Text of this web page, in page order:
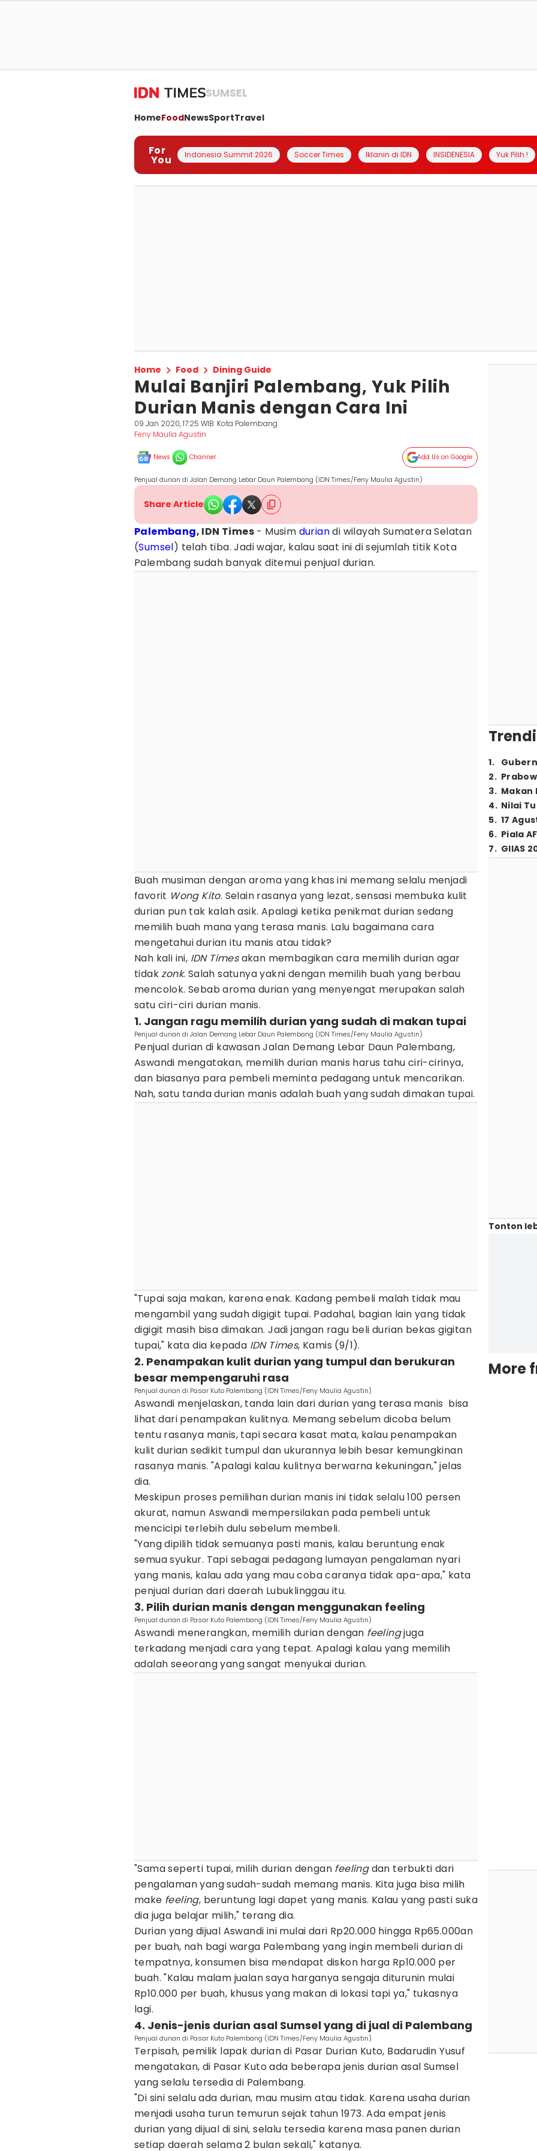
SUMSEL
HomeFoodNewsSportTravel
For
You Indonesia Summit 2026 Soccer Times Iklanin di IDN INSIDENESIA Yuk Pilih !
Home Food Dining Guide
Mulai Banjiri Palembang, Yuk Pilih
Durian Manis dengan Cara Ini
09 Jan 2020, 17:25 WIB Kota Palembang
Feny Maulia Agustin
News Channel Add Us on Google
Penjual durian di Jalan Demang Lebar Daun Palembang (IDN Times/Feny Maulia Agustin)
Share Article
Palembang, IDN Times - Musim duriandi wilayah Sumatera Selatan
(Sumsel) telah tiba. Jadi wajar, kalau saat ini di sejumlah titik Kota
Palembang sudah banyak ditemui penjual durian.
Buah musiman dengan aroma yang khas ini memang selalu menjadi
favorit Wong Kito. Selain rasanya yang lezat, sensasi membuka kulit
durian pun tak kalah asik. Apalagi ketika penikmat durian sedang
memilih buah mana yang terasa manis. Lalu bagaimana cara
mengetahui durian itu manis atau tidak?
Nah kali ini, IDN Timesakan membagikan cara memilih durian agar
tidakzonk. Salah satunya yakni dengan memilih buah yang berbau
mencolok. Sebab aroma durian yang menyengat merupakan salah
satu ciri-ciri durian manis.
1. Jangan ragu memilih durian yang sudah di makan tupai
Penjual durian di Jalan Demang Lebar Daun Palembang (IDN Times/Feny Maulia Agustin)
Penjual durian di kawasan Jalan Demang Lebar Daun Palembang,
Aswandi mengatakan, memilih durian manis harus tahu ciri-cirinya,
dan biasanya para pembeli meminta pedagang untuk mencarikan.
Nah, satu tanda durian manis adalah buah yang sudah dimakan tupai.
"Tupai saja makan, karena enak. Kadang pembeli malah tidak mau
mengambil yang sudah digigit tupai. Padahal, bagian lain yang tidak
digigit masih bisa dimakan. Jadi jangan ragu beli durian bekas gigitan
tupai," kata dia kepada IDN Times, Kamis (9/1).
2. Penampakan kulit durian yang tumpul dan berukuran
besar mempengaruhi rasa
Penjual durian di Pasar Kuto Palembang (IDN Times/Feny Maulia Agustin)
Aswandi menjelaskan, tanda lain dari durian yang terasa manis bisa
lihat dari penampakan kulitnya. Memang sebelum dicoba belum
tentu rasanya manis, tapi secara kasat mata, kalau penampakan
kulit durian sedikit tumpul dan ukurannya lebih besar kemungkinan
rasanya manis. "Apalagi kalau kulitnya berwarna kekuningan," jelas
dia.
Meskipun proses pemilihan durian manis ini tidak selalu 100 persen
akurat, namun Aswandi mempersilakan pada pembeli untuk
mencicipi terlebih dulu sebelum membeli.
"Yang dipilih tidak semuanya pasti manis, kalau beruntung enak
semua syukur. Tapi sebagai pedagang lumayan pengalaman nyari
yang manis, kalau ada yang mau coba caranya tidak apa-apa," kata
penjual durian dari daerah Lubuklinggau itu.
3. Pilih durian manis dengan menggunakan feeling
Penjual durian di Pasar Kuto Palembang (IDN Times/Feny Maulia Agustin)
Aswandi menerangkan, memilih durian dengan feelingjuga
terkadang menjadi cara yang tepat. Apalagi kalau yang memilih
adalah seeorang yang sangat menyukai durian.
"Sama seperti tupai, milih durian dengan feelingdan terbukti dari
pengalaman yang sudah-sudah memang manis. Kita juga bisa milih
make feeling, beruntung lagi dapet yang manis. Kalau yang pasti suka
dia juga belajar milih," terang dia.
Durian yang dijual Aswandi ini mulai dari Rp20.000 hingga Rp65.000an
per buah, nah bagi warga Palembang yang ingin membeli durian di
tempatnya, konsumen bisa mendapat diskon harga Rp10.000 per
buah. "Kalau malam jualan saya harganya sengaja diturunin mulai
Rp10.000 per buah, khusus yang makan di lokasi tapi ya," tukasnya
lagi.
4. Jenis-jenis durian asal Sumsel yang di jual di Palembang
Penjual durian di Pasar Kuto Palembang (IDN Times/Feny Maulia Agustin)
Terpisah, pemilik lapak durian di Pasar Durian Kuto, Badarudin Yusuf
mengatakan, di Pasar Kuto ada beberapa jenis durian asal Sumsel
yang selalu tersedia di Palembang.
"Di sini selalu ada durian, mau musim atau tidak. Karena usaha durian
menjadi usaha turun temurun sejak tahun 1973. Ada empat jenis
durian yang dijual di sini, selalu tersedia karena masa panen durian
setiap daerah selama 2 bulan sekali," katanya.
1.
2.
3. Makan
4. Nilai
5. 17
6. Piala
7. GIIAS
Tonton
More